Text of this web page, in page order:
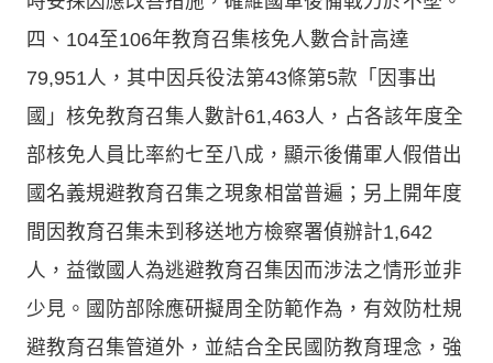
四、104至106年教育召集核免人數合計高達
79,951人，其中因兵役法第43條第5款「因事出
國」核免教育召集人數計61,463人，占各該年度全
部核免人員比率約七至八成，顯示後備軍人假借出
國名義規避教育召集之現象相當普遍；另上開年度
間因教育召集未到移送地方檢察署偵辦計1,642
人，益徵國人為逃避教育召集因而涉法之情形並非
少見。國防部除應研擬周全防範作為，有效防杜規
避教育召集管道外，並結合全民國防教育理念，強